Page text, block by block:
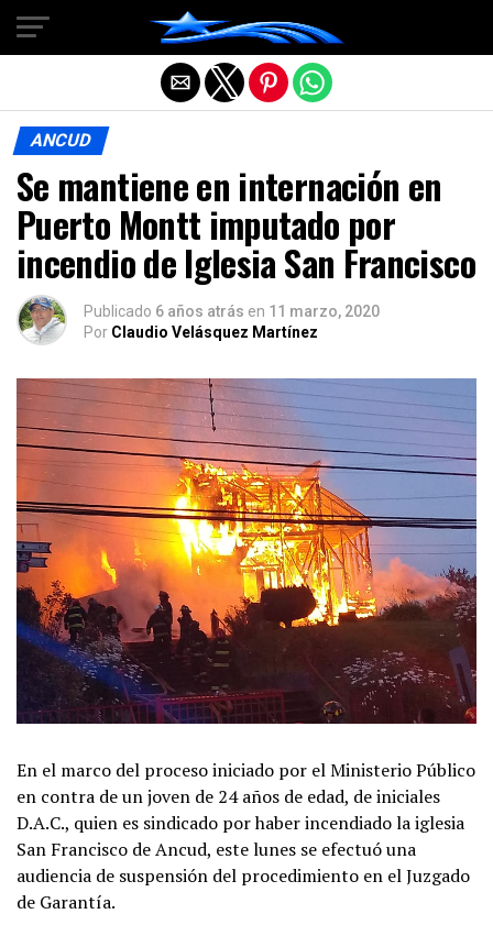
ANCUD
Se mantiene en internación en
Puerto Montt imputado por
incendio de Iglesia San Francisco
Publicado 6 años atrás en 11 marzo, 2020
Por Claudio Velásquez Martínez
En el marco del proceso iniciado por el Ministerio Público
en contra de un joven de 24 años de edad, de iniciales
D.A.C., quien es sindicado por haber incendiado la iglesia
San Francisco de Ancud, este lunes se efectuó una
audiencia de suspensión del procedimiento en el Juzgado
de Garantía.
Salir de la versión móvil